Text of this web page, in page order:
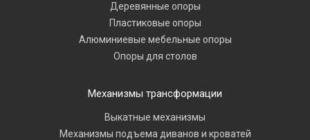
Деревянные опоры
Пластиковые опоры
Алюминиевые мебельные опоры
Опоры для столов
Механизмы трансформации
Выкатные механизмы
Механизмы подъема диванов и кроватей